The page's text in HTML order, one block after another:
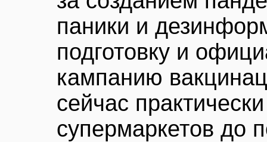
паники и
подготовку и
кампанию
сейчас
супермаркетов до